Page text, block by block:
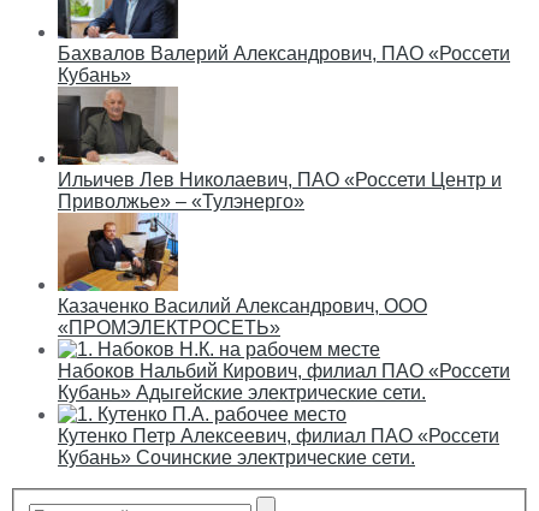
Бахвалов Валерий Александрович, ПАО «Россети
Кубань»
Ильичев Лев Николаевич, ПАО «Россети Центр и
Приволжье» – «Тулэнерго»
Казаченко Василий Александрович, ООО
«ПРОМЭЛЕКТРОСЕТЬ»
Набоков Нальбий Кирович, филиал ПАО «Россети
Кубань» Адыгейские электрические сети.
Кутенко Петр Алексеевич, филиал ПАО «Россети
Кубань» Сочинские электрические сети.